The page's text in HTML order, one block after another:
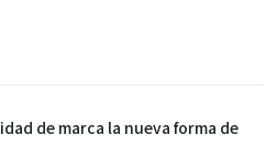
de marca la nueva forma de